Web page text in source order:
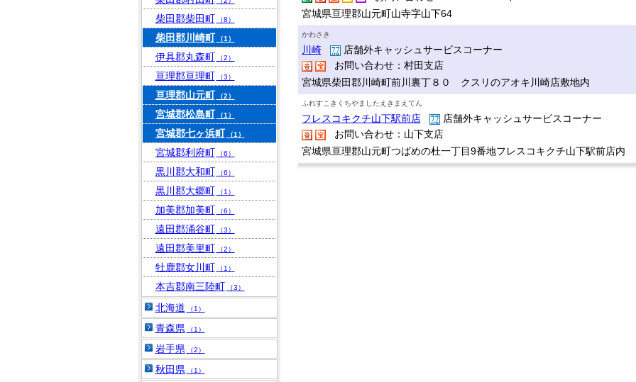
宮城県亘理郡山元町山寺字山下64
かわさき
川崎
店舗外キャッシュサービスコーナー
お問い合わせ：村田支店
宮城県柴田郡川崎町前川裏丁８０ クスリのアオキ川崎店敷地内
ふれすこきくちやましたえきまえてん
フレスコキクチ山下駅前店
店舗外キャッシュサービスコーナー
お問い合わせ：山下支店
宮城県亘理郡山元町つばめの杜一丁目9番地フレスコキクチ山下駅前店内
柴田郡柴田町 （8）
柴田郡川崎町 （1）
伊具郡丸森町 （2）
亘理郡亘理町 （3）
亘理郡山元町 （2）
宮城郡松島町 （1）
宮城郡七ヶ浜町 （1）
宮城郡利府町 （6）
黒川郡大和町 （6）
黒川郡大郷町 （1）
加美郡加美町 （6）
遠田郡涌谷町 （3）
遠田郡美里町 （2）
牡鹿郡女川町 （1）
本吉郡南三陸町 （3）
北海道 （1）
青森県 （1）
岩手県 （2）
秋田県 （1）